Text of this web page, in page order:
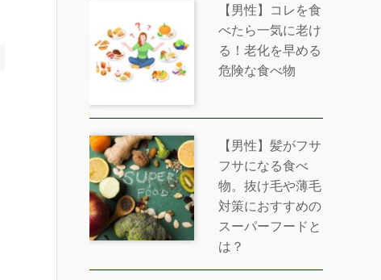
【男性】コレを食
べたら一気に老け
る！老化を早める
危険な食べ物
【男性】髪がフサ
フサになる食べ
物。抜け毛や薄毛
対策におすすめの
スーパーフードと
は？